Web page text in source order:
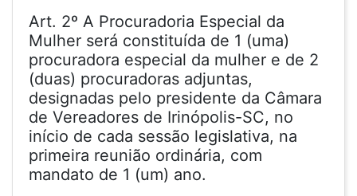
Art. 2º A Procuradoria Especial da
Mulher será constituída de 1 (uma)
procuradora especial da mulher e de 2
(duas) procuradoras adjuntas,
designadas pelo presidente da Câmara
de Vereadores de Irinópolis-SC, no
início de cada sessão legislativa, na
primeira reunião ordinária, com
mandato de 1 (um) ano.